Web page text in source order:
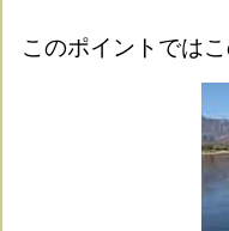
このポイントでは